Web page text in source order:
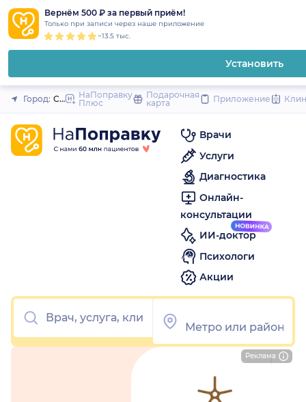
Вернём 500 ₽ за первый приём!
Только при записи через наше приложение
~13.5 тыс.
Установить
Закрыть
Город: Санкт-Петербург
НаПоправку
Плюс
Подарочная
карта
Приложение
Врачи
Услуги
Диагностика
Онлайн-
консультации
ИИ-доктор
Психологи
Акции
Реклама